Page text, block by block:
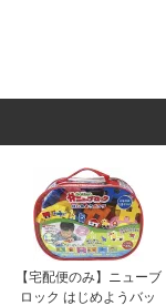
【宅配便のみ】ニューブ
ロック はじめようバッ